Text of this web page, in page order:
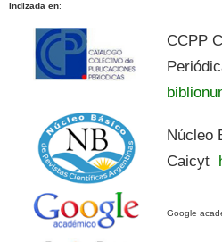
Indizada en:
CCPP
Núcleo
Caicyt
Google